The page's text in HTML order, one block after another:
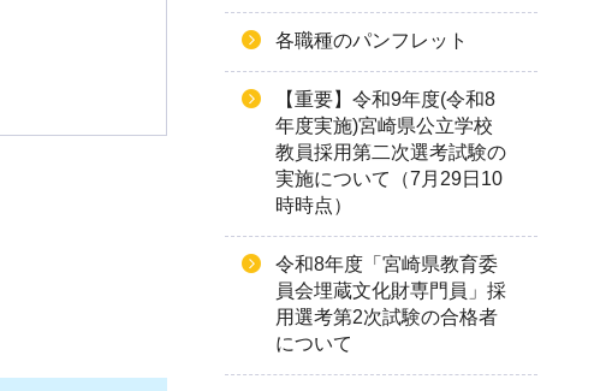
各職種のパンフレット
【重要】令和9年度(令和8
年度実施)宮崎県公立学校
教員採用第二次選考試験の
実施について（7月29日10
時時点）
令和8年度「宮崎県教育委
員会埋蔵文化財専門員」採
用選考第2次試験の合格者
について